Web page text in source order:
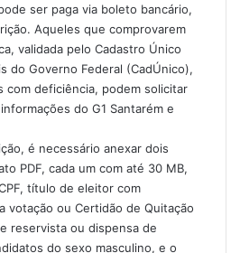
ser paga via boleto bancário,
Aqueles que comprovarem
validada pelo Cadastro Único
do Governo Federal (CadÚnico),
com deficiência, podem solicitar
do G1 Santarém e
é necessário anexar dois
PDF, cada um com até 30 MB,
título de eleitor com
votação ou Certidão de Quitação
reservista ou dispensa de
do sexo masculino, e o